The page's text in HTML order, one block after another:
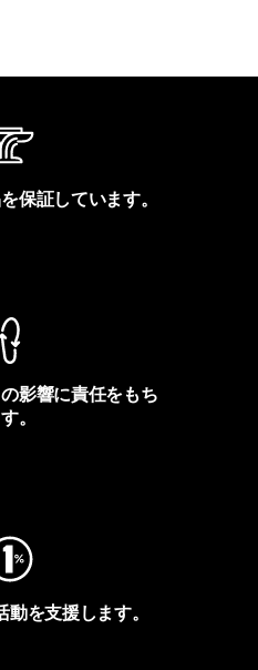
保証しています。
影響に責任をもち
。
を支援します。